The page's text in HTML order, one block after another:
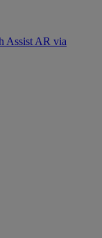
Assist AR via